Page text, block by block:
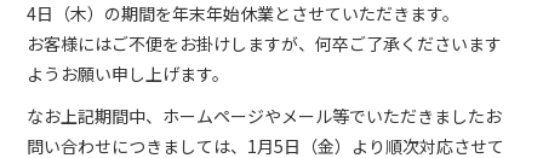
4日（木）の期間を年末年始休業とさせていただきます。
お客様にはご不便をお掛けしますが、何卒ご了承くださいます
ようお願い申し上げます。
なお上記期間中、ホームページやメール等でいただきましたお
問い合わせにつきましては、1月5日（金）より順次対応させて